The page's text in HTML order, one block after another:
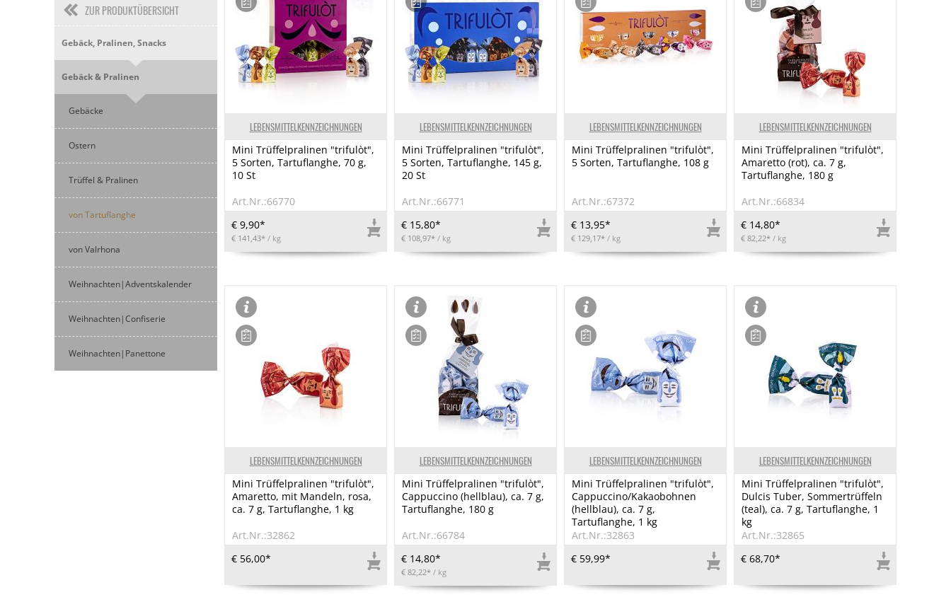
ZUR PRODUKTÜBERSICHT
Gebäck, Pralinen, Snacks
Gebäck & Pralinen
Gebäcke
Ostern
Trüffel & Pralinen
von Tartuflanghe
von Valrhona
Weihnachten|Adventskalender
Weihnachten|Confiserie
Weihnachten|Panettone
LEBENSMITTELKENNZEICHNUNGEN
Mini Trüffelpralinen "trifulòt",
5 Sorten, Tartuflanghe, 70 g,
10 St
Art.Nr.:66770
€ 9,90*
€ 141,43* / kg
LEBENSMITTELKENNZEICHNUNGEN
Mini Trüffelpralinen "trifulòt",
5 Sorten, Tartuflanghe, 145 g,
20 St
Art.Nr.:66771
€ 15,80*
€ 108,97* / kg
LEBENSMITTELKENNZEICHNUNGEN
Mini Trüffelpralinen "trifulòt",
5 Sorten, Tartuflanghe, 108 g
Art.Nr.:67372
€ 13,95*
€ 129,17* / kg
LEBENSMITTELKENNZEICHNUNGEN
Mini Trüffelpralinen "trifulòt",
Amaretto (rot), ca. 7 g,
Tartuflanghe, 180 g
Art.Nr.:66834
€ 14,80*
€ 82,22* / kg
LEBENSMITTELKENNZEICHNUNGEN
Mini Trüffelpralinen "trifulòt",
Amaretto, mit Mandeln, rosa,
ca. 7 g, Tartuflanghe, 1 kg
Art.Nr.:32862
€ 56,00*
LEBENSMITTELKENNZEICHNUNGEN
Mini Trüffelpralinen "trifulòt",
Cappuccino (hellblau), ca. 7 g,
Tartuflanghe, 180 g
Art.Nr.:66784
€ 14,80*
€ 82,22* / kg
LEBENSMITTELKENNZEICHNUNGEN
Mini Trüffelpralinen "trifulòt",
Cappuccino/Kakaobohnen
(hellblau), ca. 7 g,
Tartuflanghe, 1 kg
Art.Nr.:32863
€ 59,99*
LEBENSMITTELKENNZEICHNUNGEN
Mini Trüffelpralinen "trifulòt",
Dulcis Tuber, Sommertrüffeln
(teal), ca. 7 g, Tartuflanghe, 1
kg
Art.Nr.:32865
€ 68,70*